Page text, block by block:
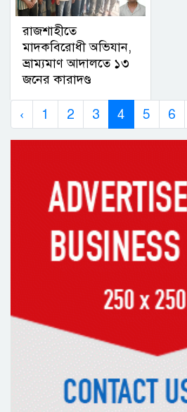
রাজশাহীতে
মাদকবিরোধী অভিযান,
ভ্রাম্যমাণ আদালতে ১৩
জনের কারাদণ্ড
‹ 1 2 3 4 5 6